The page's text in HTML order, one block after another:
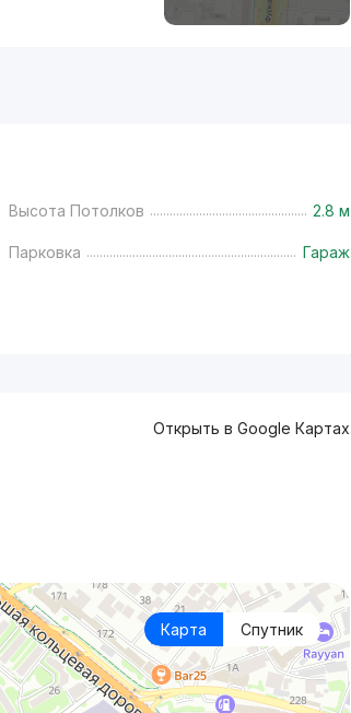
Высота Потолков 2.8 м
Парковка Гараж
Открыть в Google Картах
Карта Спутник